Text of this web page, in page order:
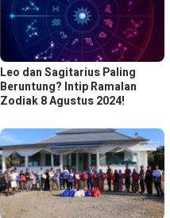
Leo dan Sagitarius Paling
Beruntung? Intip Ramalan
Zodiak 8 Agustus 2024!